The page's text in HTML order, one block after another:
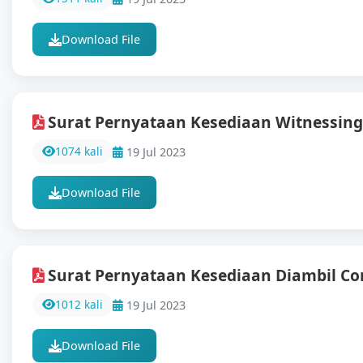
Download File
Surat Pernyataan Kesediaan Witnessing
1074 kali 19 Jul 2023
Download File
Surat Pernyataan Kesediaan Diambil
1012 kali 19 Jul 2023
Download File